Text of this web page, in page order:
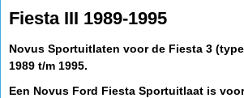
Fiesta III 1989-1995
Novus Sportuitlaten voor de Fiesta 3
1989 t/m 1995.
Een Novus Ford Fiesta Sportuitlaat is